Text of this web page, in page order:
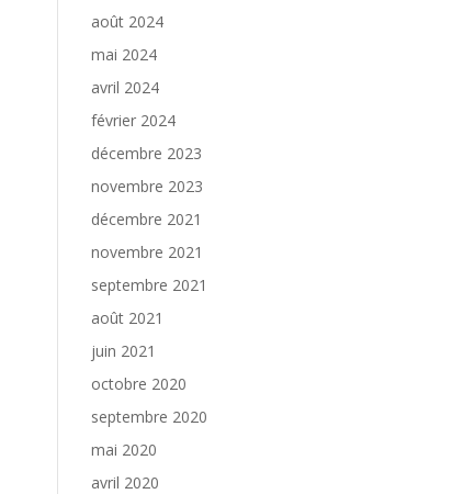
août 2024
mai 2024
avril 2024
février 2024
décembre 2023
novembre 2023
décembre 2021
novembre 2021
septembre 2021
août 2021
juin 2021
octobre 2020
septembre 2020
mai 2020
avril 2020